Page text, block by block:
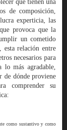
que tienen una
de composición,
experticia, las
provoca que la
un cometido
esta relación entre
necesarios para
lo más agradable,
de dónde proviene
comprender su
como sustantivo y como